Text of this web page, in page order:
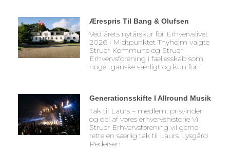
Ærespris Til Bang & Olufsen
Ved årets nytårskur for Erhvervslivet
2026 i Midtpunktet Thyholm valgte
Struer Kommune og Struer
Erhvervsforening i fællesskab som
noget ganske særligt og kun for i
Generationsskifte I Allround Musik
Tak til Laurs – medlem, prisvinder
og del af vores erhvervshistorie Vi i
Struer Erhvervsforening vil gerne
rette en særlig tak til Laurs Lysgård
Pedersen